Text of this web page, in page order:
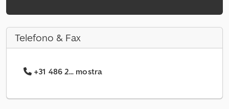
Telefono & Fax
+31 486 2... mostra